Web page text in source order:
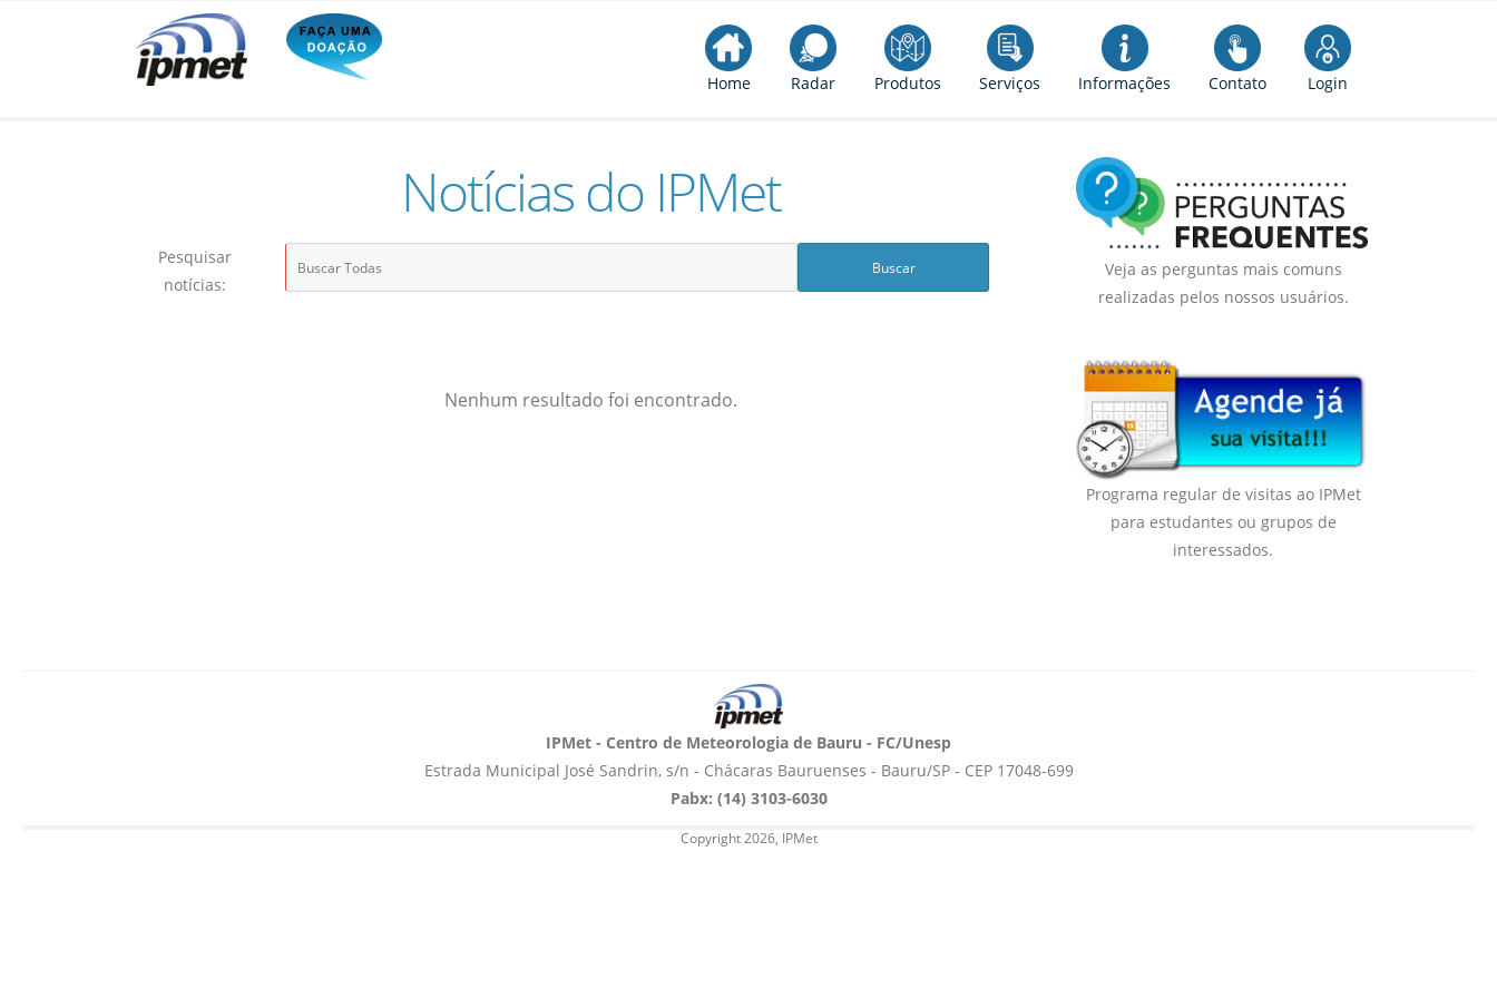
Home Radar Produtos Serviços Informações Contato Login
Notícias do IPMet
Pesquisar
notícias:
Nenhum resultado foi encontrado.
Veja as perguntas mais comuns
realizadas pelos nossos usuários.
Programa regular de visitas ao IPMet
para estudantes ou grupos de
interessados.
IPMet - Centro de Meteorologia de Bauru - FC/Unesp
Estrada Municipal José Sandrin, s/n - Chácaras Bauruenses - Bauru/SP - CEP 17048-699
Pabx: (14) 3103-6030
Copyright 2026, IPMet